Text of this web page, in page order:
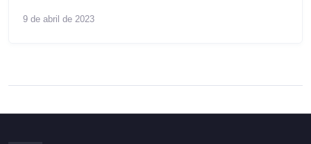
9 de abril de 2023